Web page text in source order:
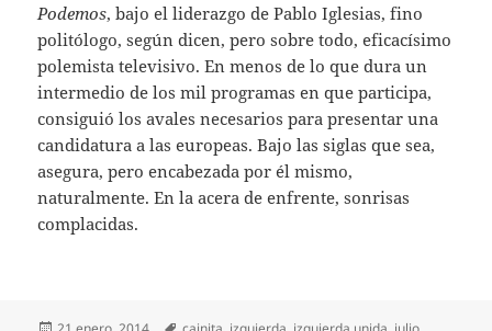
Podemos, bajo el liderazgo de Pablo Iglesias, fino
politólogo, según dicen, pero sobre todo, eficacísimo
polemista televisivo. En menos de lo que dura un
intermedio de los mil programas en que participa,
consiguió los avales necesarios para presentar una
candidatura a las europeas. Bajo las siglas que sea,
asegura, pero encabezada por él mismo,
naturalmente. En la acera de enfrente, sonrisas
complacidas.